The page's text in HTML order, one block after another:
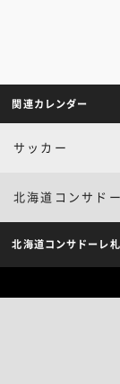
関連カレンダー
サッカー
北海道コンサド
北海道コンサドーレ